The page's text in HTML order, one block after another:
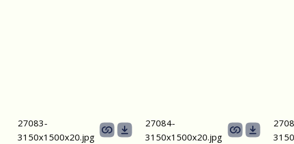
27083-
3150х1500х20.jpg
27084-
3150х1500х20.jpg